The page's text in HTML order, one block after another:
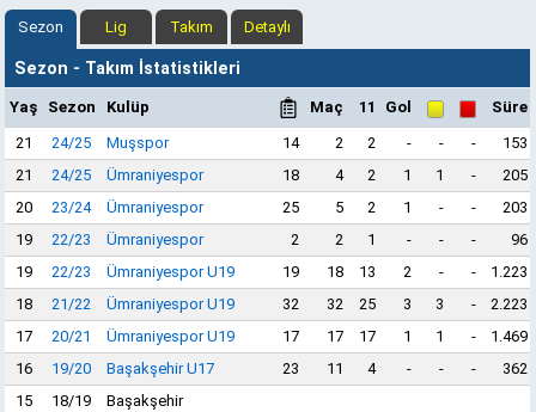
Sezon Lig Takım Detaylı
Sezon - Takım İstatistikleri
Yaş Sezon Kulüp Maç 11 Gol
Süre
21
24/25 Muşspor 14 2 2 - - -
153
21
24/25 Ümraniyespor 18 4 2 1 1 -
205
20
23/24 Ümraniyespor 25 5 2 1 - -
203
19
22/23 Ümraniyespor 2 2 1 - - -
96
19
22/23 Ümraniyespor U19 19 18 13 2 - -
1.223
18
21/22 Ümraniyespor U19 32 32 25 3 3 -
2.223
17
20/21 Ümraniyespor U19 17 17 17 1 1 -
1.469
16
19/20 Başakşehir U17 23 11 4 - - -
362
15
18/19 Başakşehir